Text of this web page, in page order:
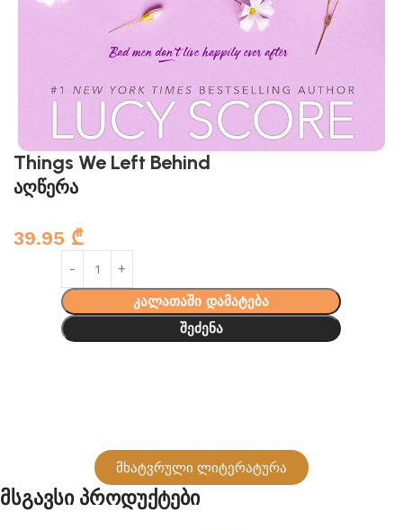
Things We Left Behind
აღწერა
39.95 ₾
კალათაში დამატება
შეძენა
მხატვრული ლიტერატურა
Მსგავსი Პროდუქტები